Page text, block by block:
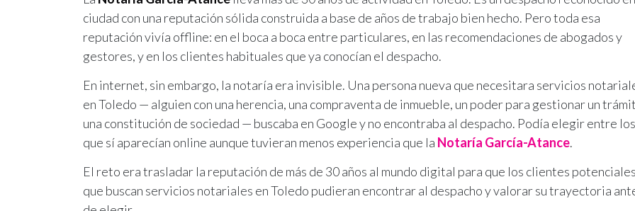
ciudad con una reputación sólida construida a base de años de trabajo bien hecho. Pero toda esa
reputación vivía offline: en el boca a boca entre particulares, en las recomendaciones de abogados y
gestores, y en los clientes habituales que ya conocían el despacho.
En internet, sin embargo, la notaría era invisible. Una persona nueva que necesitara servicios
en Toledo — alguien con una herencia, una compraventa de inmueble, un poder para gestionar un
una constitución de sociedad — buscaba en Google y no encontraba al despacho. Podía elegir entre los
que sí aparecían online aunque tuvieran menos experiencia que la Notaría García-Atance.
El reto era trasladar la reputación de más de 30 años al mundo digital para que los clientes potenciales
que buscan servicios notariales en Toledo pudieran encontrar al despacho y valorar su trayectoria